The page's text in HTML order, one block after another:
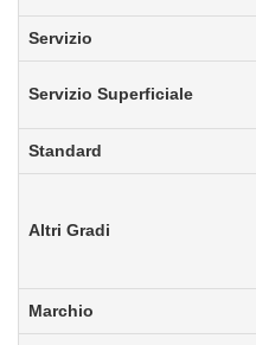
Servizio
Servizio Superficiale
Standard
Altri Gradi
Marchio